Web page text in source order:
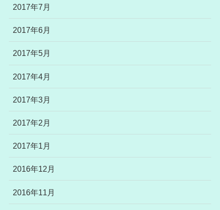
2017年7月
2017年6月
2017年5月
2017年4月
2017年3月
2017年2月
2017年1月
2016年12月
2016年11月